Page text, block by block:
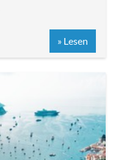
» Lesen